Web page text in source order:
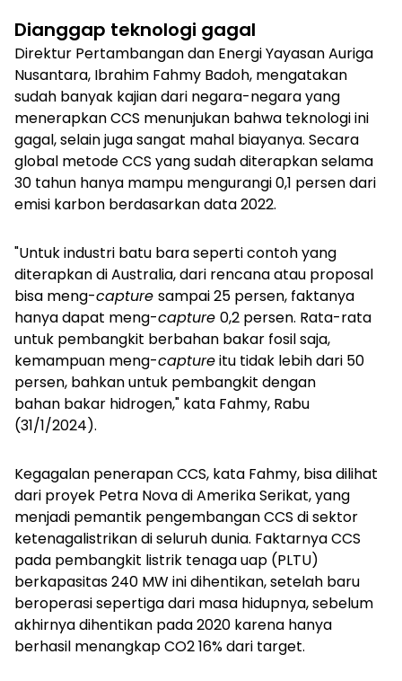
Dianggap teknologi gagal
Direktur Pertambangan dan Energi Yayasan Auriga
Nusantara, Ibrahim Fahmy Badoh, mengatakan
sudah banyak kajian dari negara-negara yang
menerapkan CCS menunjukan bahwa teknologi ini
gagal, selain juga sangat mahal biayanya. Secara
global metode CCS yang sudah diterapkan selama
30 tahun hanya mampu mengurangi 0,1 persen dari
emisi karbon berdasarkan data 2022.
"Untuk industri batu bara seperti contoh yang
diterapkan di Australia, dari rencana atau proposal
bisa meng-capture sampai 25 persen, faktanya
hanya dapat meng-capture 0,2 persen. Rata-rata
untuk pembangkit berbahan bakar fosil saja,
kemampuan meng-captureitu tidak lebih dari 50
persen, bahkan untuk pembangkit dengan
bahan bakar hidrogen," kata Fahmy, Rabu
(31/1/2024).
Kegagalan penerapan CCS, kata Fahmy, bisa dilihat
dari proyek Petra Nova di Amerika Serikat, yang
menjadi pemantik pengembangan CCS di sektor
ketenagalistrikan di seluruh dunia. Faktarnya CCS
pada pembangkit listrik tenaga uap (PLTU)
berkapasitas 240 MW ini dihentikan, setelah baru
beroperasi sepertiga dari masa hidupnya, sebelum
akhirnya dihentikan pada 2020 karena hanya
berhasil menangkap CO2 16% dari target.